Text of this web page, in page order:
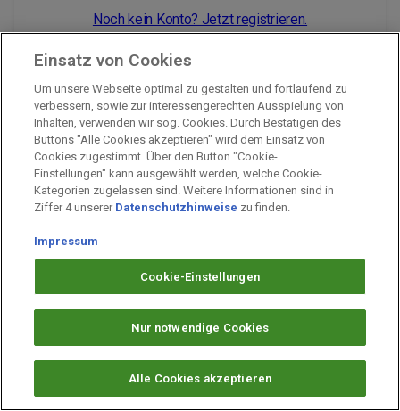
Noch kein Konto? Jetzt registrieren.
Impressum
Unternehmen
Arbeiten bei PAYBACK
Fragen & Hilfe
Datenschutz
Cookie-Einstellungen
Einsatz von Cookies
Um unsere Webseite optimal zu gestalten und fortlaufend zu
verbessern, sowie zur interessengerechten Ausspielung von
Inhalten, verwenden wir sog. Cookies. Durch Bestätigen des
Buttons "Alle Cookies akzeptieren" wird dem Einsatz von
Cookies zugestimmt. Über den Button "Cookie-
Einstellungen" kann ausgewählt werden, welche Cookie-
Kategorien zugelassen sind. Weitere Informationen sind in
Ziffer 4 unserer Datenschutzhinweise zu finden.
Impressum
Cookie-Einstellungen
Nur notwendige Cookies
Alle Cookies akzeptieren